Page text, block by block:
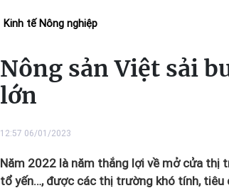
Kinh tế Nông nghiệp
Nông sản Việt sải
lớn
12:57 06/01/2023
Năm 2022 là năm thắng lợi về mở cửa thị
tổ yến…, được các thị trường khó tính, tiêu